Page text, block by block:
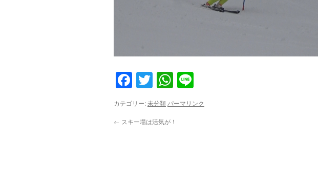
Facebook
TwitterWhatsApp
カテゴリー:未分類パーマリンク
← スキー場は活気が！